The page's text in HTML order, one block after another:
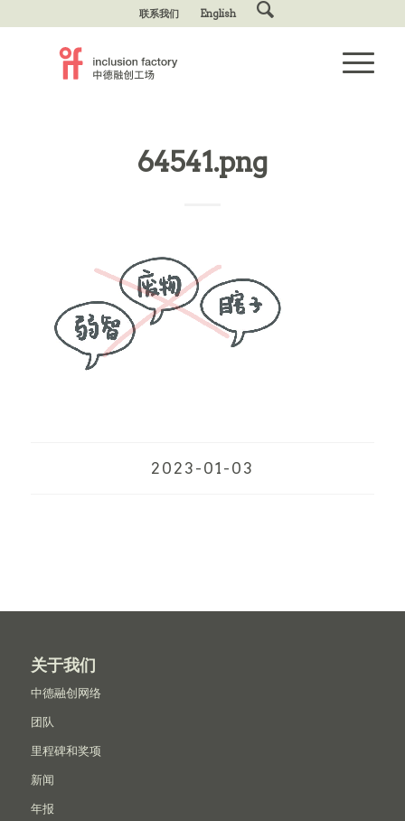
联系我们 English
64541.png
2023-01-03
关于我们
中德融创网络
团队
里程碑和奖项
新闻
年报